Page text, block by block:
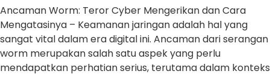
Ancaman Worm: Teror Cyber Mengerikan dan Cara
Mengatasinya – Keamanan jaringan adalah hal yang
sangat vital dalam era digital ini. Ancaman dari serangan
worm merupakan salah satu aspek yang perlu
mendapatkan perhatian serius, terutama dalam konteks